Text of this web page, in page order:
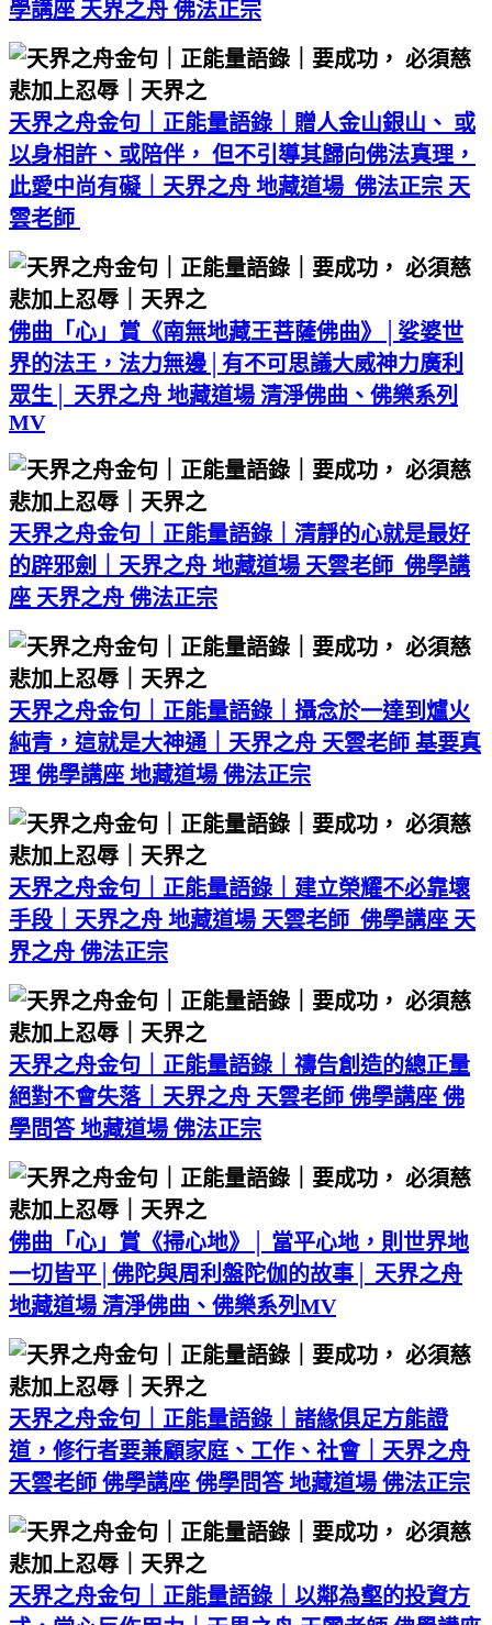
學講座 天界之舟 佛法正宗
天界之舟金句｜正能量語錄｜贈人金山銀山、 或
以身相許、或陪伴， 但不引導其歸向佛法真理，
此愛中尚有礙｜天界之舟 地藏道場 佛法正宗 天
雲老師
佛曲「心」賞《南無地藏王菩薩佛曲》│娑婆世
界的法王，法力無邊│有不可思議大威神力廣利
眾生│ 天界之舟 地藏道場 清淨佛曲、佛樂系列
MV
天界之舟金句｜正能量語錄｜清靜的心就是最好
的辟邪劍｜天界之舟 地藏道場 天雲老師 佛學講
座 天界之舟 佛法正宗
天界之舟金句｜正能量語錄｜攝念於一達到爐火
純青，這就是大神通｜天界之舟 天雲老師 基要真
理 佛學講座 地藏道場 佛法正宗
天界之舟金句｜正能量語錄｜建立榮耀不必靠壞
手段｜天界之舟 地藏道場 天雲老師 佛學講座 天
界之舟 佛法正宗
天界之舟金句｜正能量語錄｜禱告創造的總正量
絕對不會失落｜天界之舟 天雲老師 佛學講座 佛
學問答 地藏道場 佛法正宗
佛曲「心」賞《掃心地》│ 當平心地，則世界地
一切皆平│佛陀與周利盤陀伽的故事│ 天界之舟
地藏道場 清淨佛曲、佛樂系列MV
天界之舟金句｜正能量語錄｜諸緣俱足方能證
道，修行者要兼顧家庭、工作、社會｜天界之舟
天雲老師 佛學講座 佛學問答 地藏道場 佛法正宗
天界之舟金句｜正能量語錄｜以鄰為壑的投資方